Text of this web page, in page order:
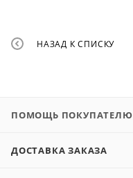
НАЗАД К СПИСКУ
ПОМОЩЬ ПОКУПАТЕЛЮ
ДОСТАВКА ЗАКАЗА